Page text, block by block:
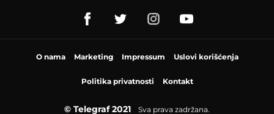
O nama Marketing Impressum Uslovi korišćenja
Politika privatnosti Kontakt
© Telegraf 2021 Sva prava zadržana.